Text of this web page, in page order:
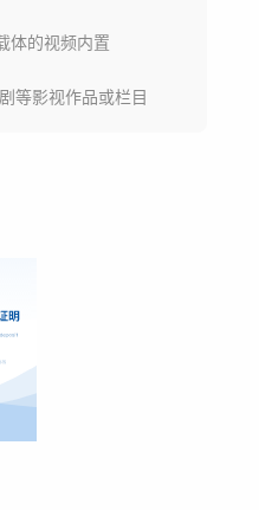
体的视频内置
等影视作品或栏目